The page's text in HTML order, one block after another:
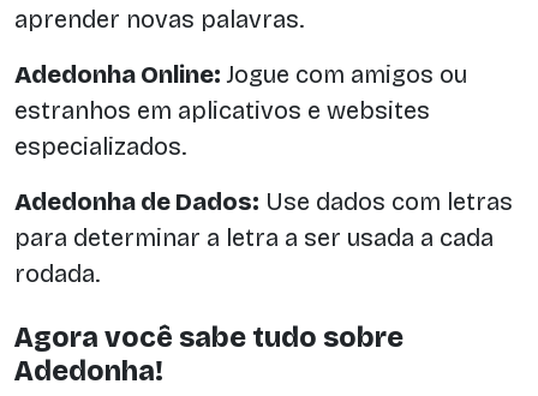
aprender novas palavras.
Adedonha Online: Jogue com amigos ou
estranhos em aplicativos e websites
especializados.
Adedonha de Dados: Use dados com letras
para determinar a letra a ser usada a cada
rodada.
Agora você sabe tudo sobre
Adedonha!